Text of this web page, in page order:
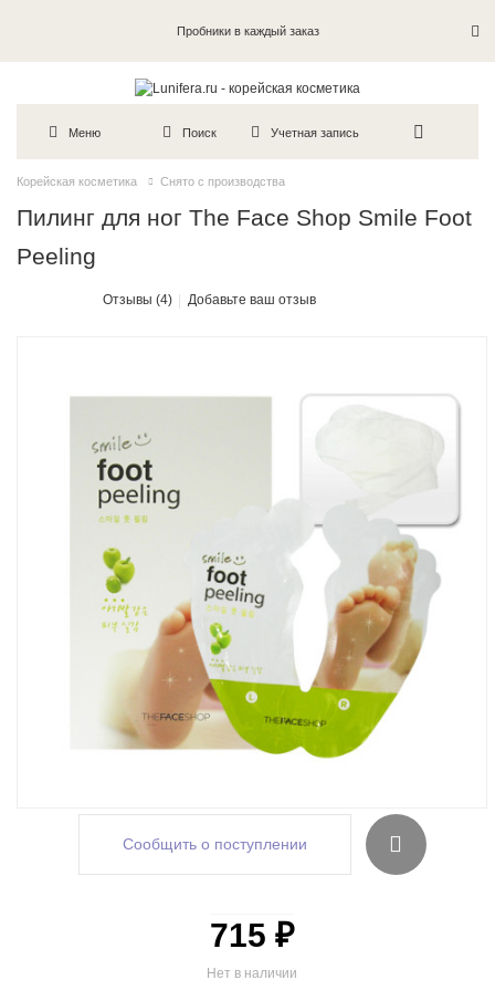
Пробники в каждый заказ
Меню Поиск Учетная запись
Корейская косметика Снято с производства
Пилинг для ног The Face Shop Smile Foot
Peeling
Отзывы (4) Добавьте ваш отзыв
Сообщить о поступлении
Нет в наличии
715 ₽